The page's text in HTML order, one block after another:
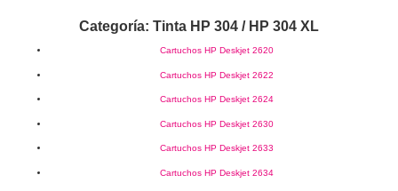
Categoría: Tinta HP 304 / HP 304 XL
Cartuchos HP Deskjet 2620
Cartuchos HP Deskjet 2622
Cartuchos HP Deskjet 2624
Cartuchos HP Deskjet 2630
Cartuchos HP Deskjet 2633
Cartuchos HP Deskjet 2634